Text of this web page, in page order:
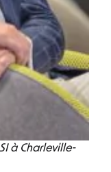
à Charleville-